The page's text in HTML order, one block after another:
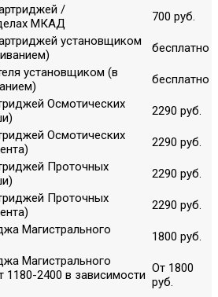
/
МКАД
700 руб.
установщиком
бесплатно
установщиком (в
бесплатно
Осмотических
2290 руб.
Осмотических
2290 руб.
Проточных
2290 руб.
Проточных
2290 руб.
Магистрального
1800 руб.
Магистрального
1180-2400 в зависимости От 1800
руб.